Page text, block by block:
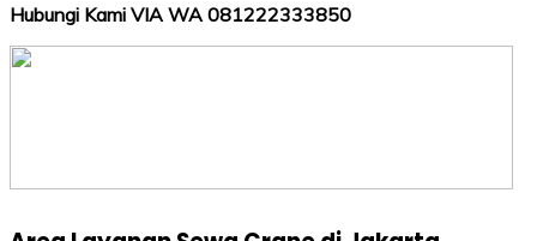
Hubungi Kami VIA WA 081222333850